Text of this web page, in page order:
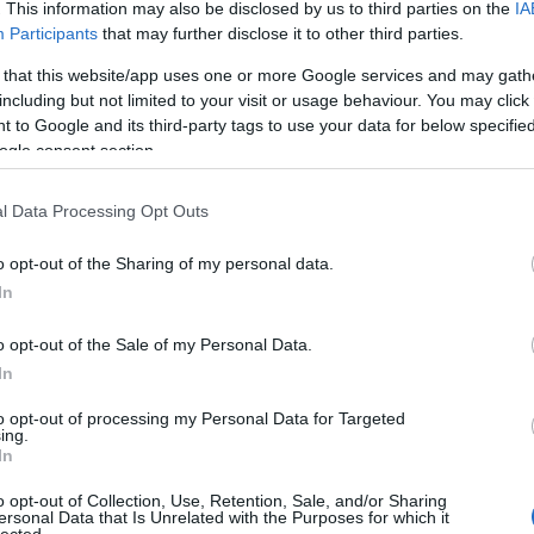
This information may also be disclosed by us to third parties on the
Participants that may further disclose it to other third parties.
that this website/app uses one or more Google services and may
but not limited to your visit or usage behaviour. You may
to Google and its third-party tags to use your data for below
consent section.
Data Processing Opt Outs
opt-out of the Sharing of my personal data.
opt-out of the Sale of my Personal Data.
opt-out of processing my Personal Data for Targeted
opt-out of Collection, Use, Retention, Sale, and/or Sharing
Data that Is Unrelated with the Purposes for which it
félreértésen, szellemes fordulaton izgalmas
hosszú sora.
illik, a végére minden jóra fordul. Addig
s színes táncok tarkítják a Savoy bálját.